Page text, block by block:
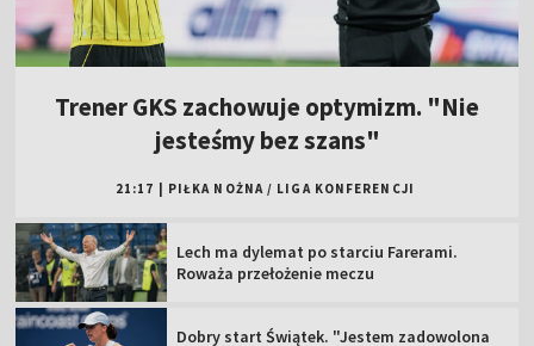
Trener GKS zachowuje optymizm. "Nie
jesteśmy bez szans"
21:17 PIŁKA NOŻNA / LIGA KONFERENCJI
Lech ma dylemat po starciu Farerami.
Roważa przełożenie meczu
Dobry start Świątek. "Jestem zadowolona